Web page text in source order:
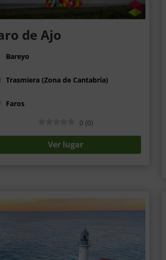
de Ajo
Bareyo
Trasmiera (Zona de Cantabria)
Faros
0 (0)
Ver lugar